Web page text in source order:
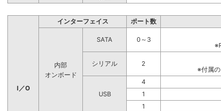
I／O
インターフェイス ポート数
内部
オンボード
SATA
0～3
シリアル
2
※付属
USB
4
1
1